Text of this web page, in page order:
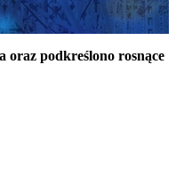
oraz podkreślono rosnące